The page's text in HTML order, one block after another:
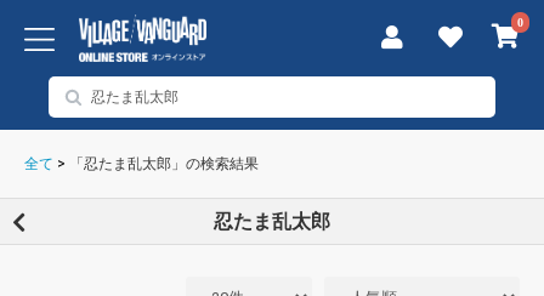
0
全て > 「忍たま乱太郎」の検索結果
忍たま乱太郎